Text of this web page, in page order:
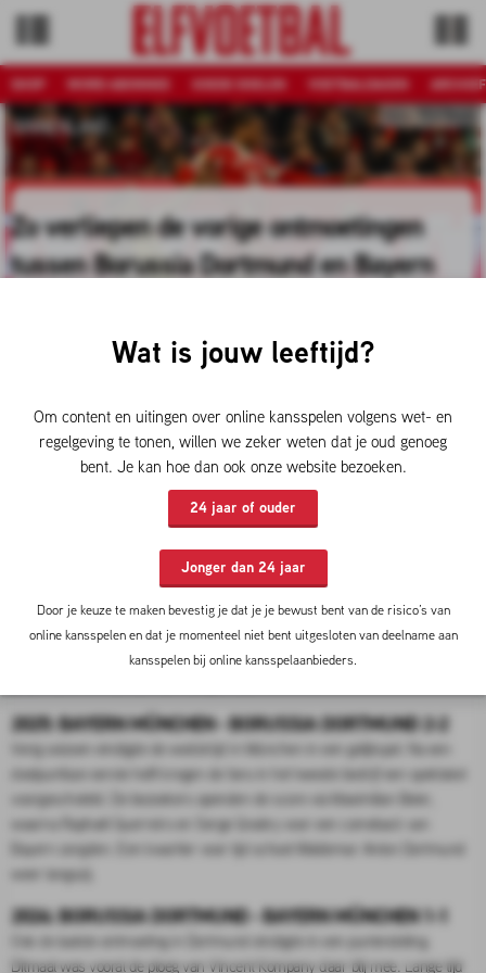
SHOP WORD ABONNEE GOEDE DOELEN VOETBALDAGEN ARCHIEF
BINNENLAND
Zo verliepen de vorige ontmoetingen
tussen Borussia Dortmund en Bayern
Vanavond is het tijd voor ‘Der Klassiker’ in Duitsland.
Borussia Dortmund en Bayern München nemen het om
bedraagt acht punten in het voordeel van Bayern. Hoe
verliepen de vorige ontmoetingen tussen deze teams?
Milan Verleg
2025: BAYERN MÜNCHEN - BORUSSIA DORTMUND 2-1
Eerder dit seizoen was er een spannende editie tussen beide teams.
Bayern München opende na 22 minuten de score via een doelpunt van
Harry Kane. Michael Olise verdubbelde de voorsprong door in de 78e
minuut te scoren. De wedstrijd leek beslist, maar slechts zes minuten later
deed Julian Brandt iets terug. Dortmund probeerde van alles om nog de
2025: BAYERN MÜNCHEN - BORUSSIA DORTMUND 2-2
Vorig seizoen eindigde de wedstrijd in München in een gelijkspel. Na een
doelpuntloze eerste helft kregen de fans in het tweede bedrijf een spektakel
voorgeschoteld. De bezoekers openden de score via Maximilian Beier,
waarna Raphaël Guerreiro en Serge Gnabry voor een comeback van
Bayern zorgden. Een kwartier voor tijd schoot Waldemar Anton Dortmund
weer langszij.
2024: BORUSSIA DORTMUND - BAYERN MÜNCHEN 1-1
Ook de laatste ontmoeting in Dortmund eindigde in een puntendeling.
Ditmaal was vooral de ploeg van Vincent Kompany daar blij mee. Lange tijd
Wat is jouw leeftijd?
Om content en uitingen over online kansspelen volgens wet- en
regelgeving te tonen, willen we zeker weten dat je oud genoeg
bent. Je kan hoe dan ook onze website bezoeken.
24 jaar of ouder
Jonger dan 24 jaar
Door je keuze te maken bevestig je dat je je bewust bent van de risico’s van
online kansspelen en dat je momenteel niet bent uitgesloten van deelname aan
kansspelen bij online kansspelaanbieders.